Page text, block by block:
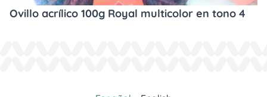
Ovillo acrílico 100g Royal multicolor en tono 4